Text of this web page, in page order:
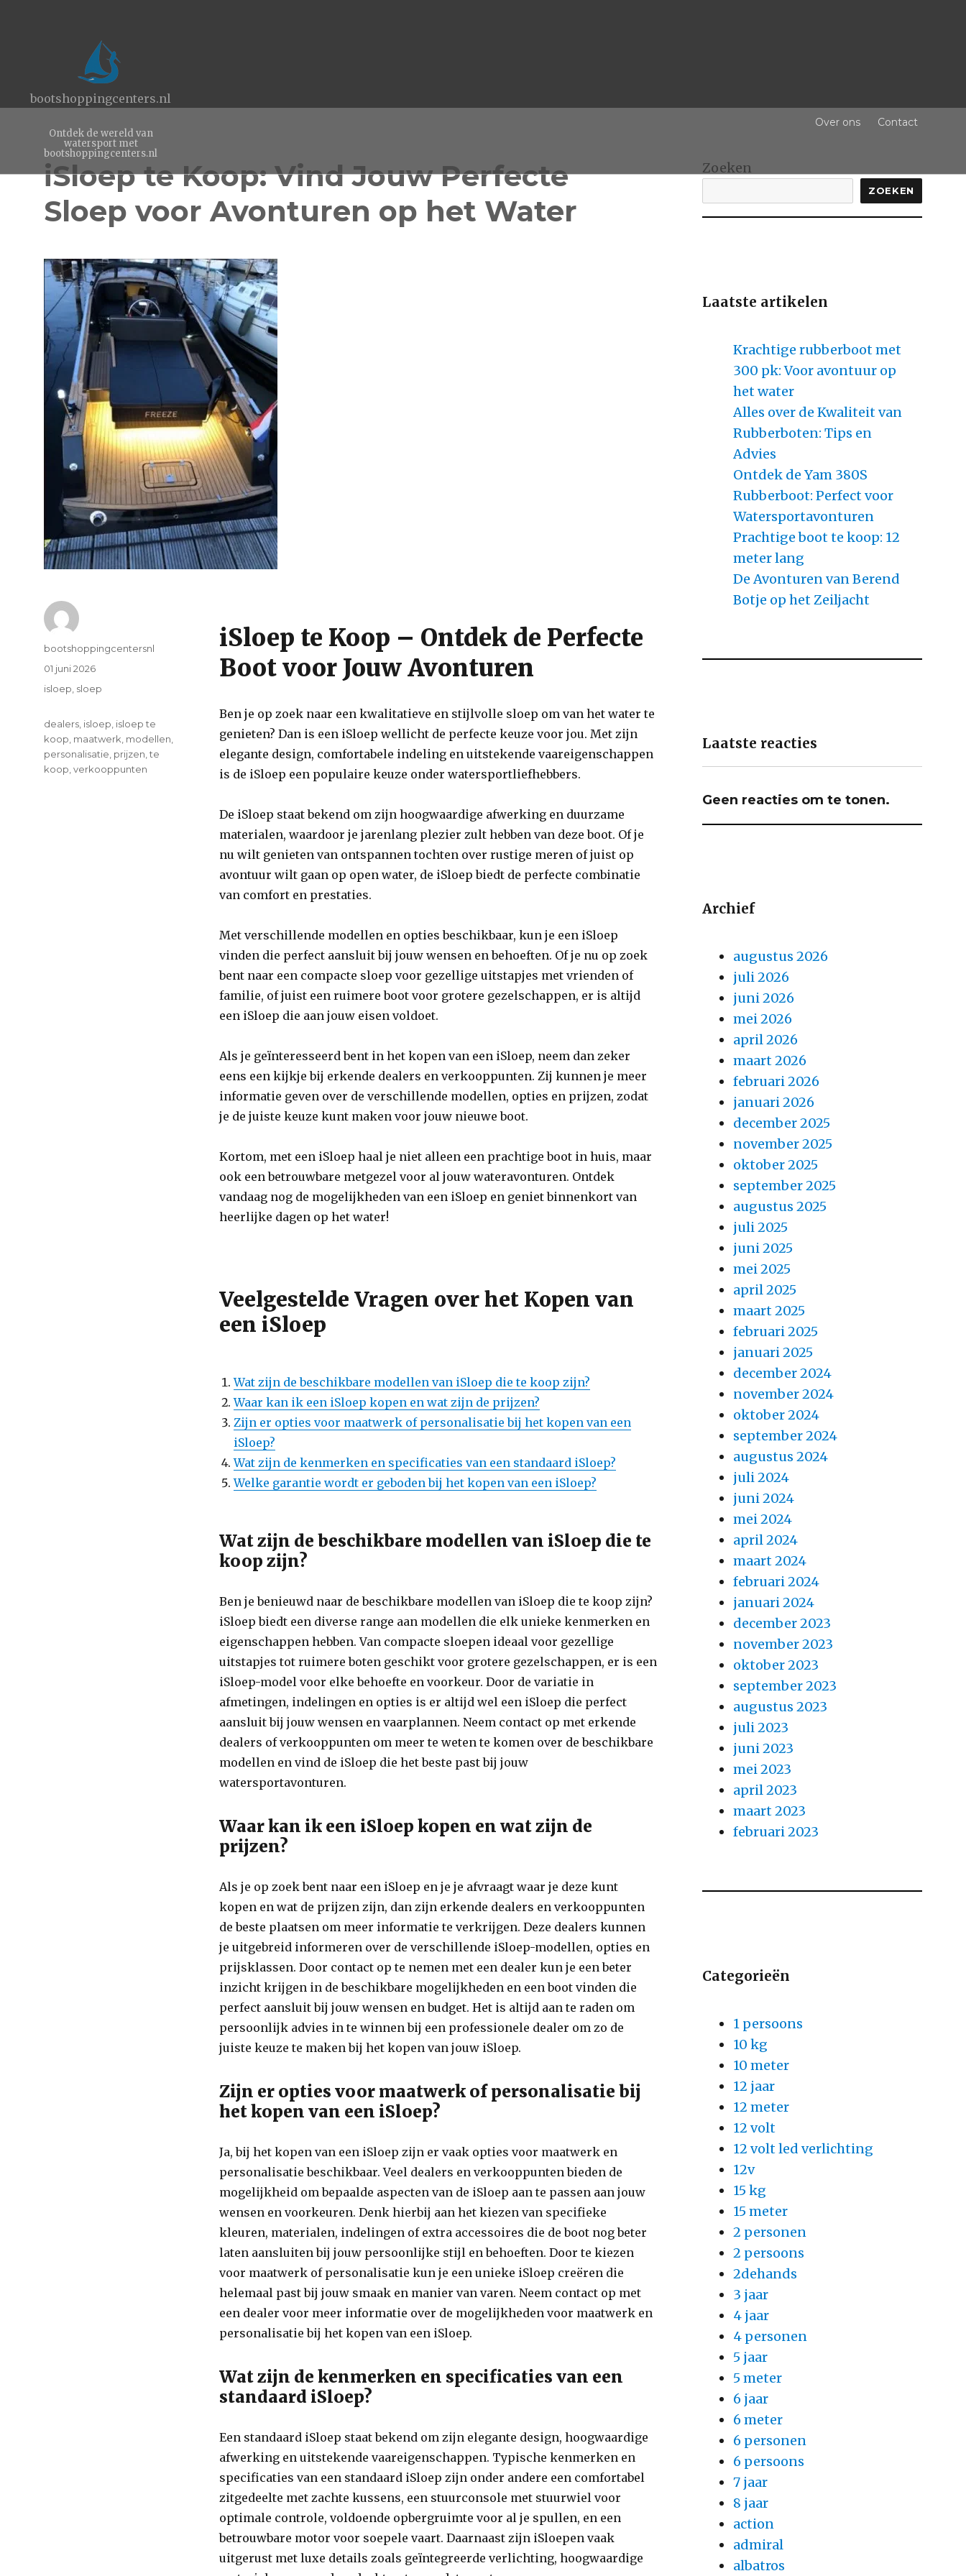
bootshoppingcenters.nl
Ontdek de wereld van
watersport met
bootshoppingcenters.nl
Over ons Contact
iSloep te Koop: Vind Jouw Perfecte
Sloep voor Avonturen op het Water
iSloep te Koop – Ontdek de Perfecte
Boot voor Jouw Avonturen
Ben je op zoek naar een kwalitatieve en stijlvolle sloep om van het water te
genieten? Dan is een iSloep wellicht de perfecte keuze voor jou. Met zijn
elegante design, comfortabele indeling en uitstekende vaareigenschappen
is de iSloep een populaire keuze onder watersportliefhebbers.
De iSloep staat bekend om zijn hoogwaardige afwerking en duurzame
materialen, waardoor je jarenlang plezier zult hebben van deze boot. Of je
nu wilt genieten van ontspannen tochten over rustige meren of juist op
avontuur wilt gaan op open water, de iSloep biedt de perfecte combinatie
van comfort en prestaties.
Met verschillende modellen en opties beschikbaar, kun je een iSloep
vinden die perfect aansluit bij jouw wensen en behoeften. Of je nu op zoek
bent naar een compacte sloep voor gezellige uitstapjes met vrienden of
familie, of juist een ruimere boot voor grotere gezelschappen, er is altijd
een iSloep die aan jouw eisen voldoet.
Als je geïnteresseerd bent in het kopen van een iSloep, neem dan zeker
eens een kijkje bij erkende dealers en verkooppunten. Zij kunnen je meer
informatie geven over de verschillende modellen, opties en prijzen, zodat
je de juiste keuze kunt maken voor jouw nieuwe boot.
Kortom, met een iSloep haal je niet alleen een prachtige boot in huis, maar
ook een betrouwbare metgezel voor al jouw wateravonturen. Ontdek
vandaag nog de mogelijkheden van een iSloep en geniet binnenkort van
heerlijke dagen op het water!
Veelgestelde Vragen over het Kopen van
een iSloep
Wat zijn de beschikbare modellen van iSloep die te koop zijn?
Waar kan ik een iSloep kopen en wat zijn de prijzen?
Zijn er opties voor maatwerk of personalisatie bij het kopen van een
iSloep?
Wat zijn de kenmerken en specificaties van een standaard iSloep?
Welke garantie wordt er geboden bij het kopen van een iSloep?
Wat zijn de beschikbare modellen van iSloep die te
koop zijn?
Ben je benieuwd naar de beschikbare modellen van iSloep die te koop zijn?
iSloep biedt een diverse range aan modellen die elk unieke kenmerken en
eigenschappen hebben. Van compacte sloepen ideaal voor gezellige
uitstapjes tot ruimere boten geschikt voor grotere gezelschappen, er is een
iSloep-model voor elke behoefte en voorkeur. Door de variatie in
afmetingen, indelingen en opties is er altijd wel een iSloep die perfect
aansluit bij jouw wensen en vaarplannen. Neem contact op met erkende
dealers of verkooppunten om meer te weten te komen over de beschikbare
modellen en vind de iSloep die het beste past bij jouw
watersportavonturen.
Waar kan ik een iSloep kopen en wat zijn de
prijzen?
Als je op zoek bent naar een iSloep en je je afvraagt waar je deze kunt
kopen en wat de prijzen zijn, dan zijn erkende dealers en verkooppunten
de beste plaatsen om meer informatie te verkrijgen. Deze dealers kunnen
je uitgebreid informeren over de verschillende iSloep-modellen, opties en
prijsklassen. Door contact op te nemen met een dealer kun je een beter
inzicht krijgen in de beschikbare mogelijkheden en een boot vinden die
perfect aansluit bij jouw wensen en budget. Het is altijd aan te raden om
persoonlijk advies in te winnen bij een professionele dealer om zo de
juiste keuze te maken bij het kopen van jouw iSloep.
Zijn er opties voor maatwerk of personalisatie bij
het kopen van een iSloep?
Ja, bij het kopen van een iSloep zijn er vaak opties voor maatwerk en
personalisatie beschikbaar. Veel dealers en verkooppunten bieden de
mogelijkheid om bepaalde aspecten van de iSloep aan te passen aan jouw
wensen en voorkeuren. Denk hierbij aan het kiezen van specifieke
kleuren, materialen, indelingen of extra accessoires die de boot nog beter
laten aansluiten bij jouw persoonlijke stijl en behoeften. Door te kiezen
voor maatwerk of personalisatie kun je een unieke iSloep creëren die
helemaal past bij jouw smaak en manier van varen. Neem contact op met
een dealer voor meer informatie over de mogelijkheden voor maatwerk en
personalisatie bij het kopen van een iSloep.
Wat zijn de kenmerken en specificaties van een
standaard iSloep?
Een standaard iSloep staat bekend om zijn elegante design, hoogwaardige
afwerking en uitstekende vaareigenschappen. Typische kenmerken en
specificaties van een standaard iSloep zijn onder andere een comfortabel
zitgedeelte met zachte kussens, een stuurconsole met stuurwiel voor
optimale controle, voldoende opbergruimte voor al je spullen, en een
betrouwbare motor voor soepele vaart. Daarnaast zijn iSloepen vaak
uitgerust met luxe details zoals geïntegreerde verlichting, hoogwaardige
Author
bootshoppingcentersnl
Posted
on
01 juni 2026
Categories
isloep sloep
Tags
dealers isloep isloep te
koop maatwerk modellen
personalisatie prijzen ,te
koop ,verkooppunten
Zoeken
ZOEKEN
Laatste artikelen
Krachtige rubberboot met
300 pk: Voor avontuur op
het water
Alles over de Kwaliteit van
Rubberboten: Tips en
Advies
Ontdek de Yam 380S
Rubberboot: Perfect voor
Watersportavonturen
Prachtige boot te koop: 12
meter lang
De Avonturen van Berend
Botje op het Zeiljacht
Laatste reacties
Geen reacties om te tonen.
Archief
augustus 2026
juli 2026
juni 2026
mei 2026
april 2026
maart 2026
februari 2026
januari 2026
december 2025
november 2025
oktober 2025
september 2025
augustus 2025
juli 2025
juni 2025
mei 2025
april 2025
maart 2025
februari 2025
januari 2025
december 2024
november 2024
oktober 2024
september 2024
augustus 2024
juli 2024
juni 2024
mei 2024
april 2024
maart 2024
februari 2024
januari 2024
december 2023
november 2023
oktober 2023
september 2023
augustus 2023
juli 2023
juni 2023
mei 2023
april 2023
maart 2023
februari 2023
Categorieën
1 persoons
10 kg
10 meter
12 jaar
12 meter
12 volt
12 volt led verlichting
12v
15 kg
15 meter
2 personen
2 persoons
2dehands
3 jaar
4 jaar
4 personen
5 jaar
5 meter
6 jaar
6 meter
6 personen
6 persoons
7 jaar
8 jaar
action
admiral
albatros